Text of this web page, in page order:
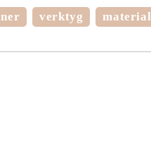
verktyg material